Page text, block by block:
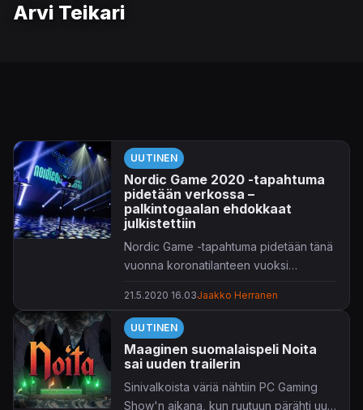
Arvi Teikari
UUTINEN
Nordic Game 2020 -tapahtuma
pidetään verkossa –
palkintogaalan ehdokkaat
julkistettiin
Nordic Game -tapahtuma pidetään tänä
vuonna koronatilanteen vuoksi
21.5.2020 16.03Jaakko Herranen
UUTINEN
Maaginen suomalaispeli Noita
sai uuden trailerin
Sinivalkoista väriä nähtiin PC Gaming
Show'n aikana, kun ruutuun pärähti uusi